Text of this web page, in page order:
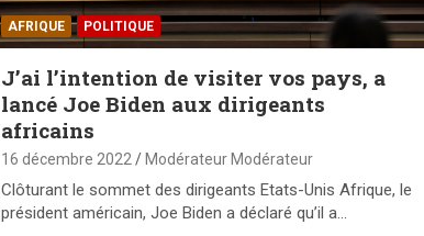
AFRIQUE POLITIQUE
J’ai l’intention de visiter vos pays, a
lancé Joe Biden aux dirigeants
africains
16 décembre 2022 Modérateur Modérateur
Clôturant le sommet des dirigeants Etats-Unis Afrique, le
président américain, Joe Biden a déclaré qu’il a…